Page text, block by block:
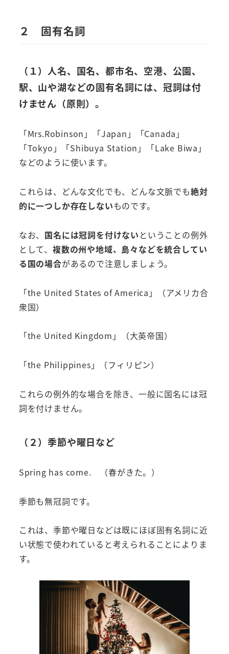
２ 固有名詞
（１）人名、国名、都市名、空港、公園、
駅、山や湖などの固有名詞には、 冠詞は付
けません（原則）。
「Mrs.Robinson」「Japan」「Canada」
「Tokyo」「Shibuya Station」「Lake Biwa」
などのように使います。
これらは、どんな文化でも、どんな文脈でも絶対
的に一つしか存在しないものです。
なお、 国名には冠詞を付けない ということの例外
として、 複数の州や地域、島々などを統合してい
る国の場合があるので注意しましょう。
「the United States of America」（アメリカ合
衆国）
「the United Kingdom」（大英帝国）
「the Philippines」（フィリピン）
これらの例外的な場合を除き、一般に国名には冠
詞を付けません。
（２）季節や曜日など
Spring has come. （春がきた。）
季節も無冠詞です。
これは、季節や曜日などは既にほぼ固有名詞に近
い状態で使われていると考えられることによりま
す。